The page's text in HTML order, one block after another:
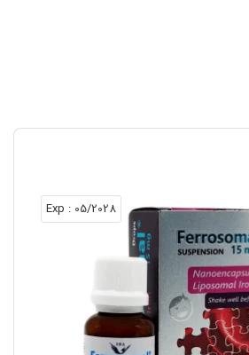
05/2028
: Exp